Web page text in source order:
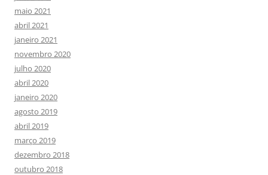
maio 2021
abril 2021
janeiro 2021
novembro 2020
julho 2020
abril 2020
janeiro 2020
agosto 2019
abril 2019
março 2019
dezembro 2018
outubro 2018